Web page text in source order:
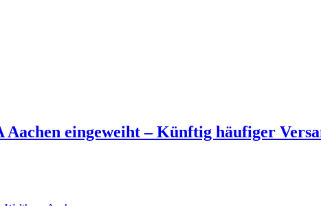
eingeweiht – Künftig häufiger